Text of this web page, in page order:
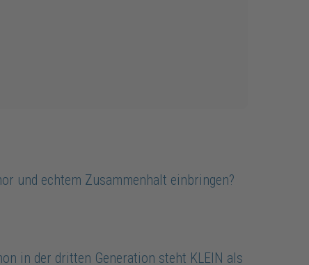
und echtem Zusammenhalt einbringen?
in der dritten Generation steht KLEIN als